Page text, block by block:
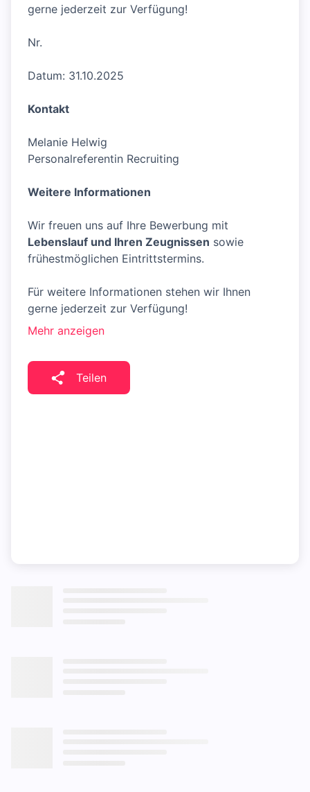
gerne jederzeit zur Verfügung!
Nr.
Datum: 31.10.2025
Kontakt
Melanie Helwig
Personalreferentin Recruiting
Weitere Informationen
Wir freuen uns auf Ihre Bewerbung mit
Lebenslauf und Ihren Zeugnissen sowie
frühestmöglichen Eintrittstermins.
Für weitere Informationen stehen wir Ihnen
gerne jederzeit zur Verfügung!
Mehr anzeigen
Teilen